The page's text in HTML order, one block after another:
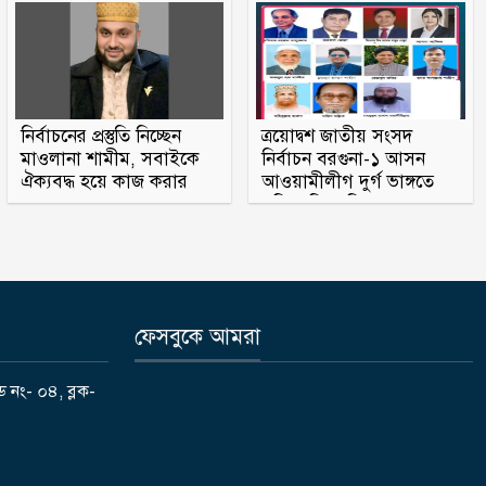
কমান্ডার নিয়োগ দিল সৌদি আরব
মাদক কারবারির বাড়িতে ঢোকার
আগে নিজেদেরই দেহ তল্লাশি, ব্যাখ্যা
দিল পুলিশ
আওয়ামী লীগের সঙ্গে গণতন্ত্র যায় না :
মির্জা ফখরুল
ক্রিয়েটর রিপন মিয়া গ্রেপ্তার
নির্বাচনের প্রস্তুতি নিচ্ছেন
মাওলানা শামীম, সবাইকে
ঐক্যবদ্ধ হয়ে কাজ করার
অহব্বান জানান
ত্রয়োদ্বশ জাতীয় সংসদ
নির্বাচন বরগুনা-১ আসন
আওয়ামীলীগ দুর্গ ভাঙ্গতে
মরিয়া বিএনপি ও জামায়াত
নং- ০৪, ব্লক-
ফেসবুকে আমরা